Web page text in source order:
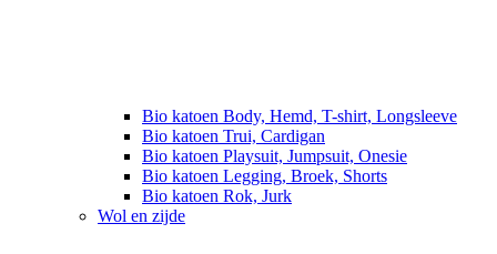
Bio katoen Body, Hemd, T-shirt, Longsleeve
Bio katoen Trui, Cardigan
Bio katoen Playsuit, Jumpsuit, Onesie
Bio katoen Legging, Broek, Shorts
Bio katoen Rok, Jurk
Wol en zijde